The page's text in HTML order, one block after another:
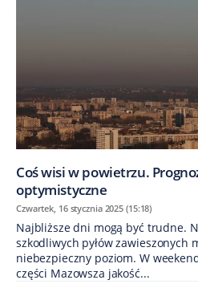
Coś wisi w powietrzu.
optymistyczne
Czwartek, 16 stycznia 2025 (15:18)
Najbliższe dni mogą być trudne.
szkodliwych pyłów zawieszonych
niebezpieczny poziom. W
części Mazowsza jakość...